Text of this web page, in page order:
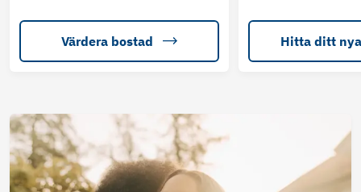
Värdera bostad Hitta ditt